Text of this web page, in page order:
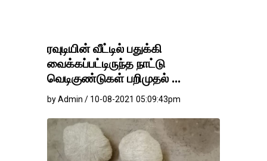
ரவுடியின் வீட்டில் பதுக்கி
வைக்கப்பட்டிருந்த நாட்டு
வெடிகுண்டுகள் பறிமுதல் ...
by Admin / 10-08-2021 05:09:43pm